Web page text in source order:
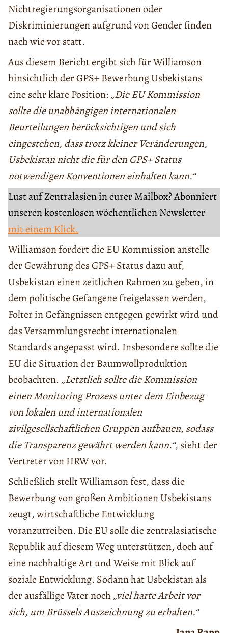
Nichtregierungsorganisationen oder
Diskriminierungen aufgrund von Gender finden
nach wie vor statt.
Aus diesem Bericht ergibt sich für Williamson
hinsichtlich der GPS+ Bewerbung Usbekistans
eine sehr klare Position: „Die EU Kommission
sollte die unabhängigen internationalen
Beurteilungen berücksichtigen und sich
eingestehen, dass trotz kleiner Veränderungen,
Usbekistan nicht die für den GPS+ Status
notwendigen Konventionen einhalten kann.“
Lust auf Zentralasien in eurer Mailbox? Abonniert
unseren kostenlosen wöchentlichen Newsletter
mit einem Klick.
Williamson fordert die EU Kommission anstelle
der Gewährung des GPS+ Status dazu auf,
Usbekistan einen zeitlichen Rahmen zu geben, in
dem politische Gefangene freigelassen werden,
Folter in Gefängnissen entgegen gewirkt wird und
das Versammlungsrecht internationalen
Standards angepasst wird. Insbesondere sollte die
EU die Situation der Baumwollproduktion
beobachten. „Letztlich sollte die Kommission
einen Monitoring Prozess unter dem Einbezug
von lokalen und internationalen
zivilgesellschaftlichen Gruppen aufbauen, sodass
die Transparenz gewährt werden kann.“, sieht der
Vertreter von HRW vor.
Schließlich stellt Williamson fest, dass die
Bewerbung von großen Ambitionen Usbekistans
zeugt, wirtschaftliche Entwicklung
voranzutreiben. Die EU solle die zentralasiatische
Republik auf diesem Weg unterstützen, doch auf
eine nachhaltige Art und Weise mit Blick auf
soziale Entwicklung. Sodann hat Usbekistan als
der ausfällige Vater noch „viel harte Arbeit vor
sich, um Brüssels Auszeichnung zu erhalten.“